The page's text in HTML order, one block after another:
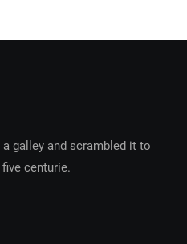
galley and scrambled it to
centurie.